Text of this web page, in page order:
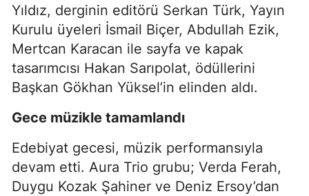
Yıldız, derginin editörü Serkan Türk, Yayın
Kurulu üyeleri İsmail Biçer, Abdullah Ezik,
Mertcan Karacan ile sayfa ve kapak
tasarımcısı Hakan Sarıpolat, ödüllerini
Başkan Gökhan Yüksel’in elinden aldı.
Gece müzikle tamamlandı
Edebiyat gecesi, müzik performansıyla
devam etti. Aura Trio grubu; Verda Ferah,
Duygu Kozak Şahiner ve Deniz Ersoy’dan